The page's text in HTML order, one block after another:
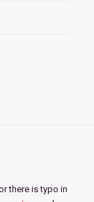
there is typo in